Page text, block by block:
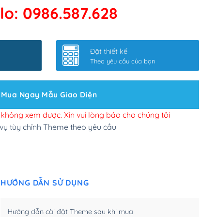
kết google, cập nhật sitemap(+50,000₫)
slider chính (+200,000₫)
site Wordpress(+100,000₫)
đăng web(+300,000₫)
tuỳ chọn (+2,000,000₫)
(+450,000₫)
0986.587.628
Đặt thiết kế
Theo yêu cầu của bạn
Mua Ngay Mẫu Giao Diện
xem được. Xin vui lòng báo cho chúng tôi
tùy chỉnh Theme theo yêu cầu
HƯỚNG DẪN SỬ DỤNG
Hướng dẫn cài đặt Theme sau khi mua